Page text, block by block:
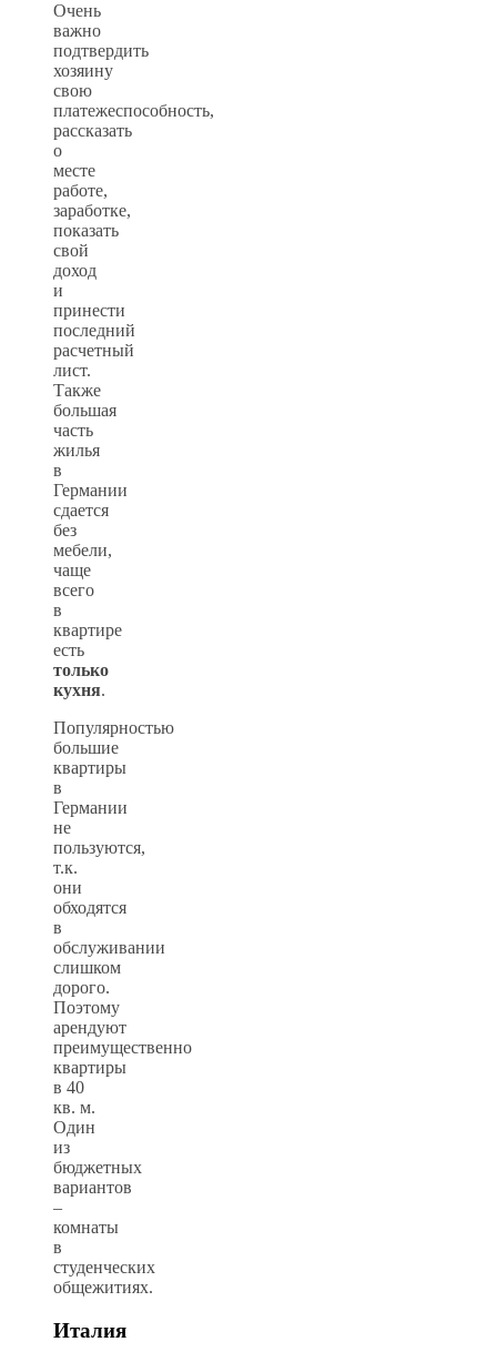
Очень
важно
подтвердить
хозяину
свою
платежеспособность,
рассказать
о
месте
работе,
заработке,
показать
свой
доход
и
принести
последний
расчетный
лист.
Также
большая
часть
жилья
в
Германии
сдается
без
мебели,
чаще
всего
в
квартире
есть
только
кухня.
Популярностью
большие
квартиры
в
Германии
не
пользуются,
т.к.
они
обходятся
в
обслуживании
слишком
дорого.
Поэтому
арендуют
преимущественно
квартиры
в 40
кв. м.
Один
из
бюджетных
вариантов
–
комнаты
в
студенческих
общежитиях.
Италия